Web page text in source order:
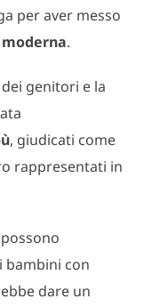
per aver messo
.
genitori e la
, giudicati come
rappresentati in
bambini con
dare un